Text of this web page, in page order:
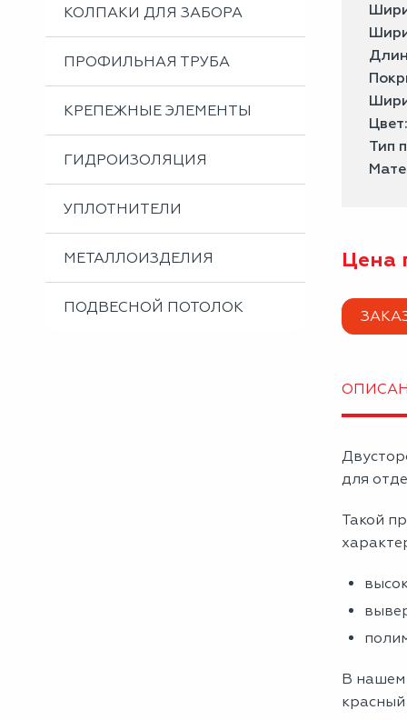
КОЛПАКИ ДЛЯ ЗАБОРА
ПРОФИЛЬНАЯ ТРУБА
КРЕПЕЖНЫЕ ЭЛЕМЕНТЫ
ГИДРОИЗОЛЯЦИЯ
УПЛОТНИТЕЛИ
МЕТАЛЛОИЗДЕЛИЯ
ПОДВЕСНОЙ ПОТОЛОК
Тип
Цена
для
Такой
В нашем